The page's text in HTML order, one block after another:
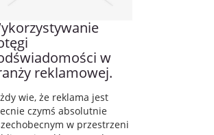
w
reklamowej.
wie, że reklama jest
czymś absolutnie
w przestrzeni